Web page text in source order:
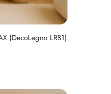
(DecoLegno LR81)